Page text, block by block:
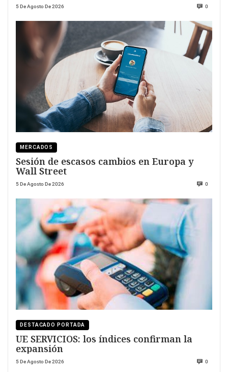
5 De Agosto De 2026 0
MERCADOS
Sesión de escasos cambios en Europa y
Wall Street
5 De Agosto De 2026 0
DESTACADO PORTADA
UE SERVICIOS: los índices confirman la
expansión
5 De Agosto De 2026 0